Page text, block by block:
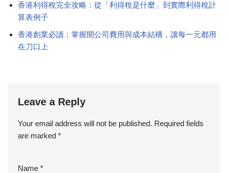
香港利得稅完全攻略：從「利得稅是什麼」到實際利得稅計
算表例子
香港創業必讀：掌握開公司費用與成本結構，讓每一元都用
在刀口上
Leave a Reply
Your email address will not be published. Required fields
are marked *
Name *